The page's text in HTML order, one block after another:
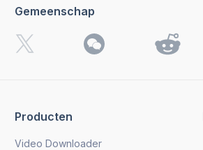
Producten
Video Downloader
Gemeenschap